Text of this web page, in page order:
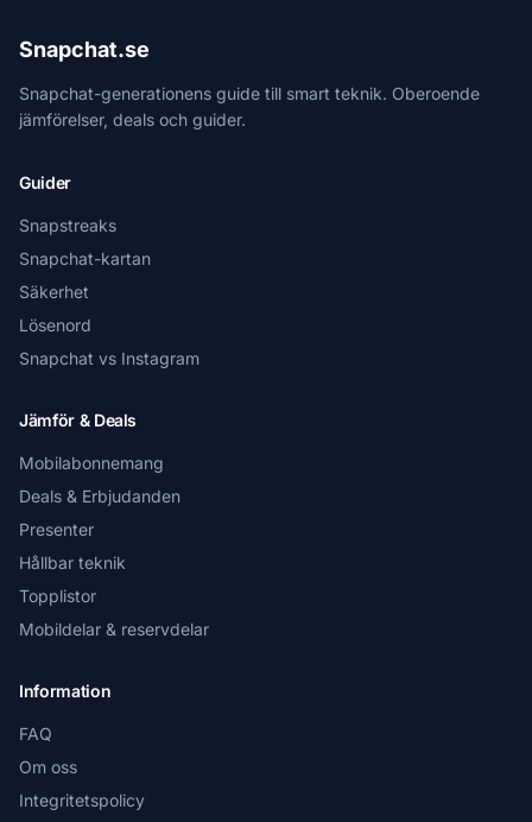
Snapchat.se
Snapchat-generationens guide till smart teknik. Oberoende
jämförelser, deals och guider.
Guider
Snapstreaks
Snapchat-kartan
Säkerhet
Lösenord
Snapchat vs Instagram
Jämför & Deals
Mobilabonnemang
Deals & Erbjudanden
Presenter
Hållbar teknik
Topplistor
Mobildelar & reservdelar
Information
FAQ
Om oss
Integritetspolicy